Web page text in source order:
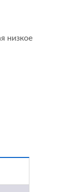
низкое